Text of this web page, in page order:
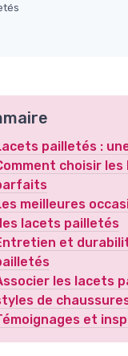
pailletés :
choisir
meilleures
lacets pailletés
et
les lacets
de
et